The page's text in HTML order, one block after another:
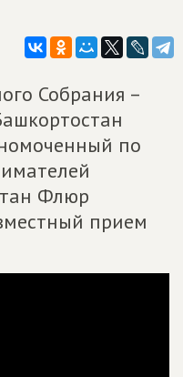
Собрания –
по
Флюр
прием